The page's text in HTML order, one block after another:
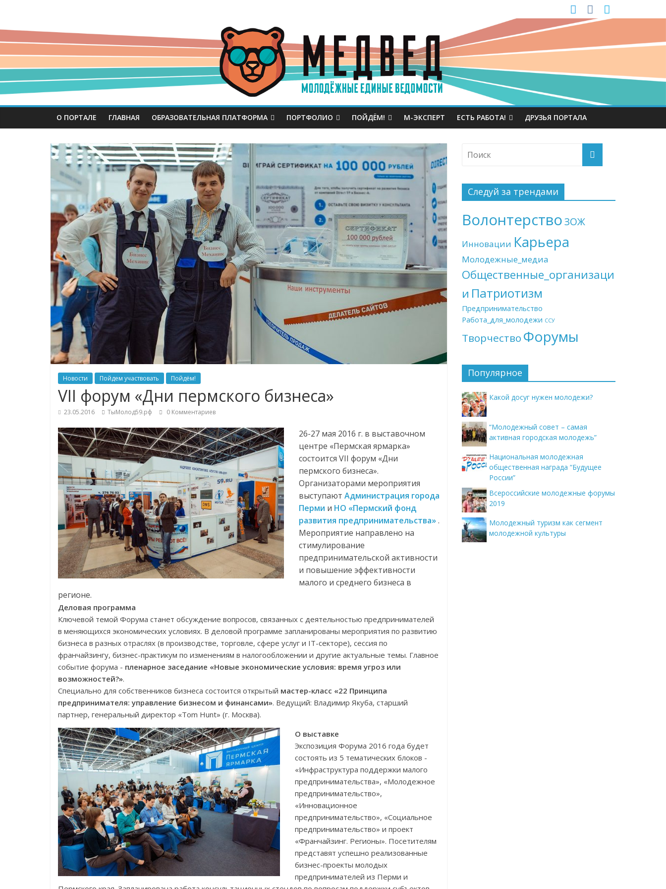
О ПОРТАЛЕ ГЛАВНАЯ ОБРАЗОВАТЕЛЬНАЯ ПЛАТФОРМА ПОРТФОЛИО ПОЙДЁМ! М-ЭКСПЕРТ ЕСТЬ РАБОТА! ДРУЗЬЯ ПОРТАЛА
Новости Пойдем участвовать Пойдём!
VII форум «Дни пермского бизнеса»
23.05.2016 ТыМолод59.рф 0 Комментариев
26-27 мая 2016 г. в выставочном
центре «Пермская ярмарка»
состоится VII форум «Дни
пермского бизнеса».
Организаторами мероприятия
выступают Администрация города
Перми и НО «Пермский фонд
развития предпринимательства».
Мероприятие направлено на
стимулирование
предпринимательской активности
и повышение эффективности
малого и среднего бизнеса в
регионе.
Деловая программа
Ключевой темой Форума станет обсуждение вопросов, связанных с деятельностью предпринимателей
в меняющихся экономических условиях. В деловой программе запланированы мероприятия по развитию
бизнеса в разных отраслях (в производстве, торговле, сфере услуг и IT-секторе), сессия по
франчайзингу, бизнес-практикум по изменениям в налогообложении и другие актуальные темы. Главное
событие форума - пленарное заседание «Новые экономические условия: время угроз или
возможностей?».
Специально для собственников бизнеса состоится открытый мастер-класс «22 Принципа
предпринимателя: управление бизнесом и финансами». Ведущий: Владимир Якуба, старший
партнер, генеральный директор «Tom Hunt» (г. Москва).
О выставке
Экспозиция Форума 2016 года будет
состоять из 5 тематических блоков -
«Инфраструктура поддержки малого
предпринимательства», «Молодежное
предпринимательство»,
«Инновационное
предпринимательство», «Социальное
предпринимательство» и проект
«Франчайзинг. Регионы». Посетителям
представят успешно реализованные
бизнес-проекты молодых
предпринимателей из Перми и
Следуй за трендами
ВолонтерствоЗОЖ
Инновации Карьера
Молодежные_медиа
Общественные_организаци
и Патриотизм
Предпринимательство
Работа_для_молодежи ССУ
Творчество Форумы
Популярное
Какой досуг нужен молодежи?
“Молодежный совет – самая
активная городская молодежь”
Национальная молодежная
общественная награда “Будущее
России”
Всероссийские молодежные форумы
2019
Молодежный туризм как сегмент
молодежной культуры